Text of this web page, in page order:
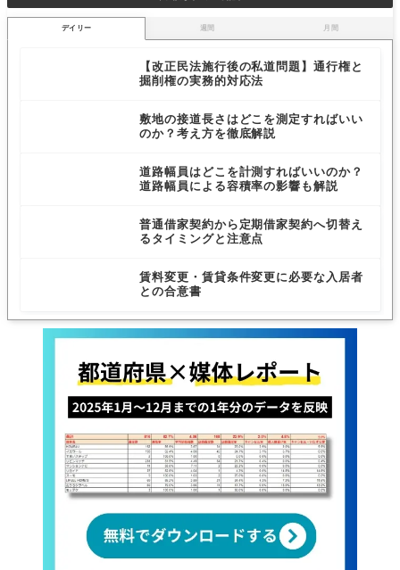
デイリー 週間 月間
【改正民法施行後の私道問題】通行権と
掘削権の実務的対応法
敷地の接道長さはどこを測定すればいい
のか？考え方を徹底解説
道路幅員はどこを計測すればいいのか？
道路幅員による容積率の影響も解説
普通借家契約から定期借家契約へ切替え
るタイミングと注意点
賃料変更・賃貸条件変更に必要な入居者
との合意書